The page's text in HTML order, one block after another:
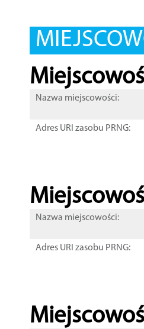
Nazwa miejscowości:
Adres URI zasobu PRNG:
Nazwa miejscowości:
Adres URI zasobu PRNG: